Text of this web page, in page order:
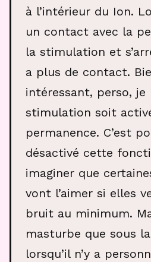
à l’intérieur du Ion.
un contact avec la
la stimulation et
a plus de contact.
intéressant, perso,
stimulation soit
permanence. C’est
désactivé cette
imaginer que
vont l’aimer si elles
bruit au minimum.
masturbe que sous
lorsqu’il n’y a